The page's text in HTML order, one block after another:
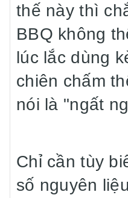
thế này thì
BBQ không
lúc lắc dùng
chiên chấm
nói là "ngất
Chỉ cần tùy
số nguyên